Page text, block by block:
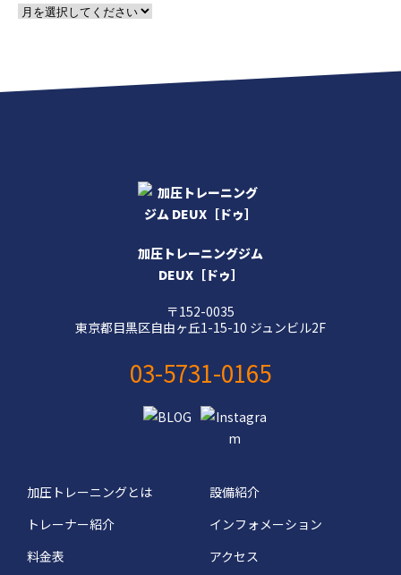
加圧トレーニングジム
DEUX［ドゥ］
〒152-0035
東京都目黒区自由ヶ丘1-15-10 ジュンビル2F
03-5731-0165
加圧トレーニングとは
設備紹介
トレーナー紹介
インフォメーション
料金表
アクセス